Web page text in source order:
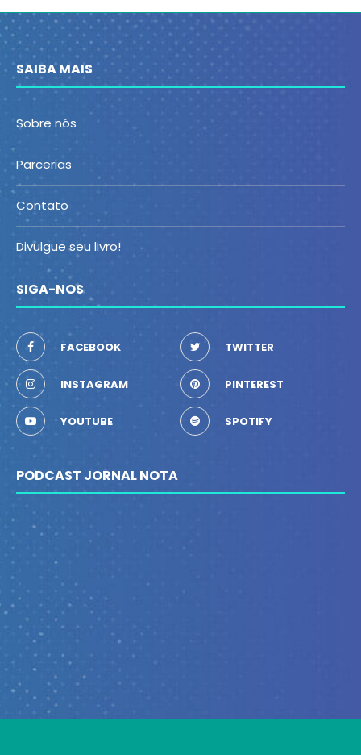
SAIBA MAIS
Sobre nós
Parcerias
Contato
Divulgue seu livro!
SIGA-NOS
FACEBOOK TWITTER
INSTAGRAM PINTEREST
YOUTUBE SPOTIFY
PODCAST JORNAL NOTA